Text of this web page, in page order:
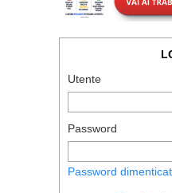
Utente
Password
Password